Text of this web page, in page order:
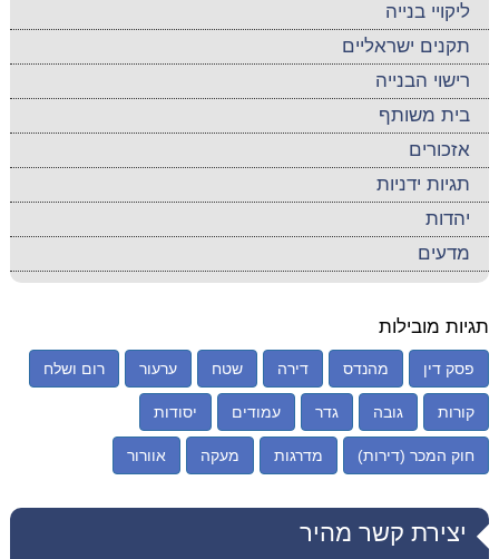
ליקויי בנייה
תקנים ישראליים
רישוי הבנייה
בית משותף
אזכורים
תגיות ידניות
יהדות
מדעים
תגיות מובילות
פסק דין מהנדס דירה שטח ערעור רום ושלח
קורות גובה גדר עמודים יסודות
חוק המכר (דירות) מדרגות מעקה אוורור
יצירת קשר מהיר